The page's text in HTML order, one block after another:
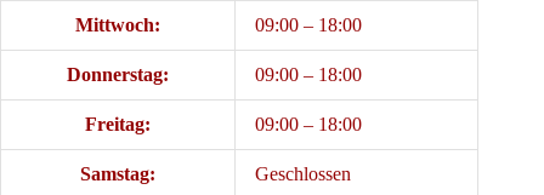
Mittwoch: 09:00 – 18:00
Donnerstag: 09:00 – 18:00
Freitag: 09:00 – 18:00
Samstag: Geschlossen